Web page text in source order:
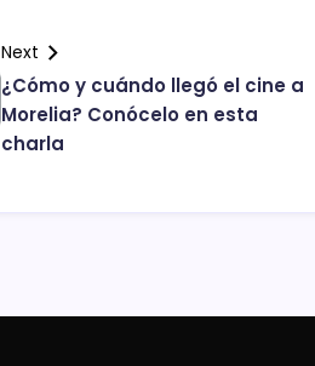
Next
¿Cómo y cuándo llegó el cine a
Morelia? Conócelo en esta
charla